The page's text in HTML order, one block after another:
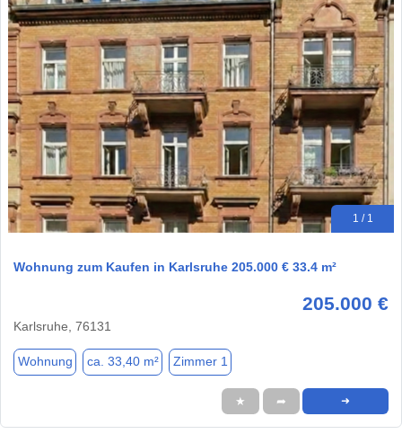
1 / 1
Wohnung zum Kaufen in Karlsruhe 205.000 € 33.4 m²
205.000 €
Karlsruhe, 76131
Wohnung ca. 33,40 m² Zimmer 1
★ ➦ ➜